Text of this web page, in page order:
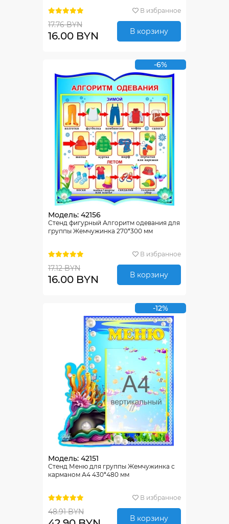
В избранное
17.76 BYN
16.00 BYN В корзину
-6%
Модель: 42156
Стенд фигурный Алгоритм одевания для
группы Жемчужинка 270*300 мм
В избранное
17.12 BYN
16.00 BYN В корзину
-12%
Модель: 42151
Стенд Меню для группы Жемчужинка с
карманом А4 430*480 мм
В избранное
48.91 BYN
В корзину